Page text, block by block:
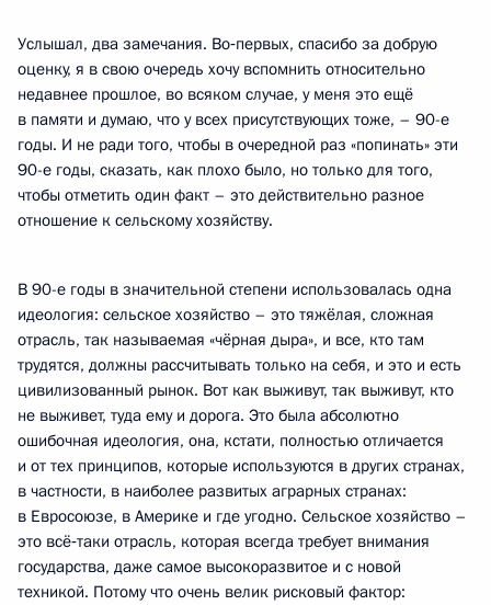
Услышал, два замечания. Во‑первых, спасибо за добрую
оценку, я в свою очередь хочу вспомнить относительно
недавнее прошлое, во всяком случае, у меня это ещё
в памяти и думаю, что у всех присутствующих тоже, – 90-е
годы. И не ради того, чтобы в очередной раз «попинать» эти
90-е годы, сказать, как плохо было, но только для того,
чтобы отметить один факт – это действительно разное
отношение к сельскому хозяйству.
В 90-е годы в значительной степени использовалась одна
идеология: сельское хозяйство – это тяжёлая, сложная
отрасль, так называемая «чёрная дыра», и все, кто там
трудятся, должны рассчитывать только на себя, и это и есть
цивилизованный рынок. Вот как выживут, так выживут, кто
не выживет, туда ему и дорога. Это была абсолютно
ошибочная идеология, она, кстати, полностью отличается
и от тех принципов, которые используются в других странах,
в частности, в наиболее развитых аграрных странах:
в Евросоюзе, в Америке и где угодно. Сельское хозяйство –
это всё‑таки отрасль, которая всегда требует внимания
государства, даже самое высокоразвитое и с новой
техникой. Потому что очень велик рисковый фактор: